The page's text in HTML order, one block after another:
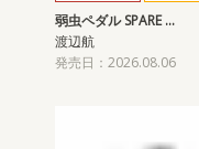
弱虫ペダル SPARE …
渡辺航
発売日：2026.08.06